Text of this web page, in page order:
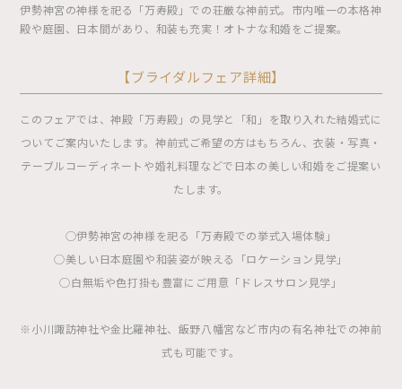
伊勢神宮の神様を祀る「万寿殿」での荘厳な神前式。市内唯一の本格神
殿や庭園、日本間があり、和装も充実！オトナな和婚をご提案。
【ブライダルフェア詳細】
このフェアでは、神殿「万寿殿」の見学と「和」を取り入れた結婚式に
ついてご案内いたします。神前式ご希望の方はもちろん、衣装・写真・
テーブルコーディネートや婚礼料理などで日本の美しい和婚をご提案い
たします。
◯伊勢神宮の神様を祀る「万寿殿での挙式入場体験」
◯美しい日本庭園や和装姿が映える「ロケーション見学」
◯白無垢や色打掛も豊富にご用意「ドレスサロン見学」
※小川諏訪神社や金比羅神社、飯野八幡宮など市内の有名神社での神前
式も可能です。